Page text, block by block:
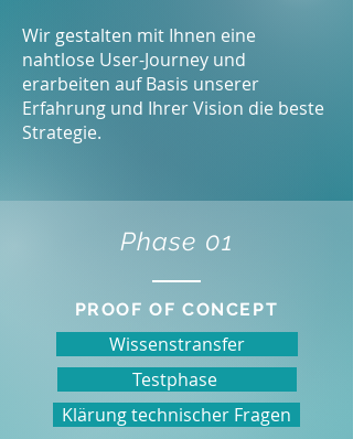
Wir gestalten mit Ihnen eine
nahtlose User-Journey und
erarbeiten auf Basis unserer
Erfahrung und Ihrer Vision die beste
Strategie.
Phase 01
PROOF OF CONCEPT
Wissenstransfer
Testphase
Klärung technischer Fragen